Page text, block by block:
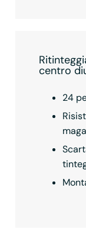
centro
24